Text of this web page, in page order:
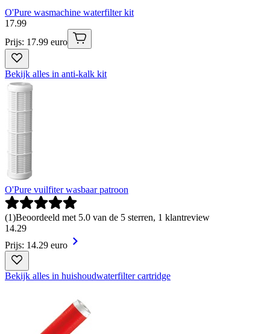
O'Pure wasmachine waterfilter kit
17.99
Prijs: 17.99 euro
Bekijk alles in anti-kalk kit
O'Pure vuilfiter wasbaar patroon
(1)Beoordeeld met 5.0 van de 5 sterren, 1 klantreview
14.29
Prijs: 14.29 euro
Bekijk alles in huishoudwaterfilter cartridge